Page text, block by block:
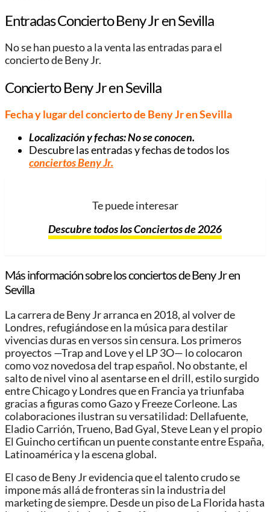
Entradas Concierto Beny Jr en Sevilla
No se han puesto a la venta las entradas para el
concierto de Beny Jr.
Concierto Beny Jr en Sevilla
Fecha y lugar del concierto de Beny Jr en Sevilla
Localización y fechas: No se conocen.
Descubre las entradas y fechas de todos los
conciertos Beny Jr.
Te puede interesar
Descubre todos los Conciertos de 2026
Más información sobre los conciertos de Beny Jr en
Sevilla
La carrera de Beny Jr arranca en 2018, al volver de
Londres, refugiándose en la música para destilar
vivencias duras en versos sin censura. Los primeros
proyectos —Trap and Love y el LP 3O— lo colocaron
como voz novedosa del trap español. No obstante, el
salto de nivel vino al asentarse en el drill, estilo surgido
entre Chicago y Londres que en Francia ya triunfaba
gracias a figuras como Gazo y Freeze Corleone. Las
colaboraciones ilustran su versatilidad: Dellafuente,
Eladio Carrión, Trueno, Bad Gyal, Steve Lean y el propio
El Guincho certifican un puente constante entre España,
Latinoamérica y la escena global.
El caso de Beny Jr evidencia que el talento crudo se
impone más allá de fronteras sin la industria del
marketing de siempre. Desde un piso de La Florida hasta